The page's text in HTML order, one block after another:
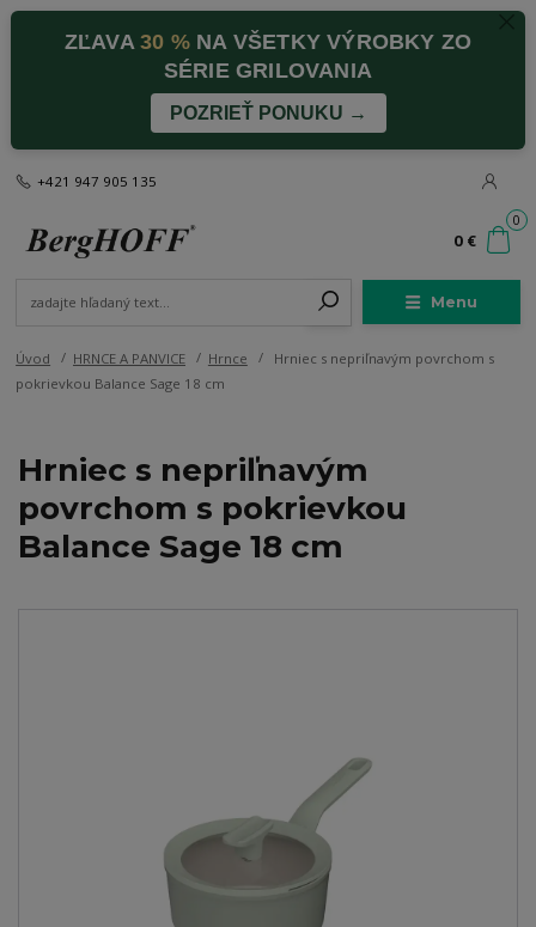
ZĽAVA30 %NA VŠETKY VÝROBKY ZO
SÉRIE GRILOVANIA
POZRIEŤ PONUKU →
Menu
+421 947 905 135
0
0 €
Úvod HRNCE A PANVICE Hrnce
Hrniec s nepriľnavým povrchom s
pokrievkou Balance Sage 18 cm
Hrniec s nepriľnavým
povrchom s pokrievkou
Balance Sage 18 cm